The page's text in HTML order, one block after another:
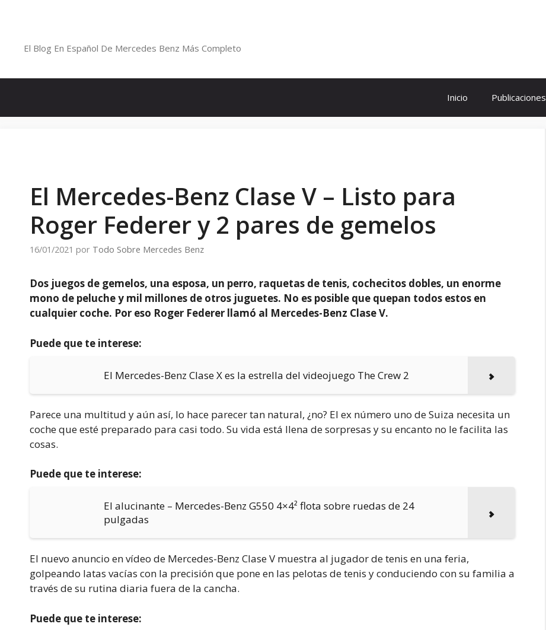
El Blog En Español De Mercedes Benz Más Completo
Inicio Publicaciones
El Mercedes-Benz Clase V – Listo para
Roger Federer y 2 pares de gemelos
16/01/2021 por Todo Sobre Mercedes Benz
Dos juegos de gemelos, una esposa, un perro, raquetas de tenis, cochecitos dobles, un enorme
mono de peluche y mil millones de otros juguetes. No es posible que quepan todos estos en
cualquier coche. Por eso Roger Federer llamó al Mercedes-Benz Clase V.
Puede que te interese:
El Mercedes-Benz Clase X es la estrella del videojuego The Crew 2
Parece una multitud y aún así, lo hace parecer tan natural, ¿no? El ex número uno de Suiza necesita un
coche que esté preparado para casi todo. Su vida está llena de sorpresas y su encanto no le facilita las
cosas.
Puede que te interese:
El alucinante – Mercedes-Benz G550 4×4² flota sobre ruedas de 24
pulgadas
El nuevo anuncio en vídeo de Mercedes-Benz Clase V muestra al jugador de tenis en una feria,
golpeando latas vacías con la precisión que pone en las pelotas de tenis y conduciendo con su familia a
través de su rutina diaria fuera de la cancha.
Puede que te interese: